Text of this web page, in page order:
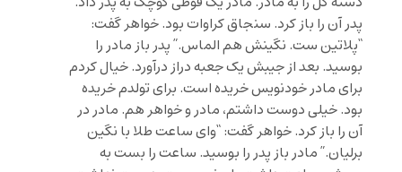
پدر آن را باز کرد. سنجاق کراوات بود. خواهر گفت:
“پلاتین ست. نگینش هم الماس.” پدر باز مادر را
بوسید. بعد از جیبش یک جعبه دراز درآورد. خیال کردم
برای مادر خودنویس خریده است. برای تولدم خریده
بود. خیلی دوست داشتم، مادر و خواهر هم. مادر در
آن را باز کرد. خواهر گفت: “وای ساعت طلا با نگین
برلیان.” مادر باز پدر را بوسید. ساعت را بست به